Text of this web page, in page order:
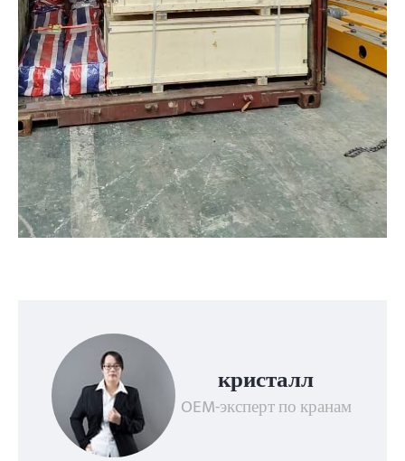
кристалл
OEM-эксперт по кранам